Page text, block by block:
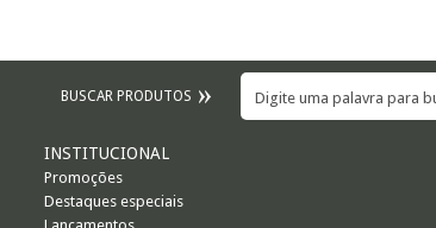
BUSCAR PRODUTOS
INSTITUCIONAL
Promoções
Destaques especiais